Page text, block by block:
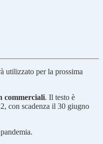
utilizzato per la prossima
commerciali. Il testo è
con scadenza il 30 giugno